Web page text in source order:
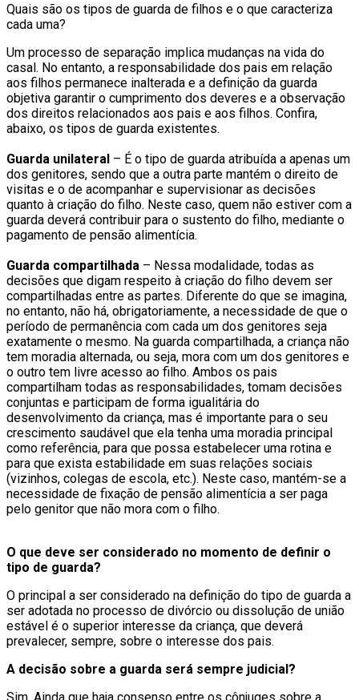
Quais são os tipos de guarda de filhos e o que caracteriza
cada uma?
Um processo de separação implica mudanças na vida do
casal. No entanto, a responsabilidade dos pais em relação
aos filhos permanece inalterada e a definição da guarda
objetiva garantir o cumprimento dos deveres e a observação
dos direitos relacionados aos pais e aos filhos. Confira,
abaixo, os tipos de guarda existentes.
Guarda unilateral – É o tipo de guarda atribuída a apenas um
dos genitores, sendo que a outra parte mantém o direito de
visitas e o de acompanhar e supervisionar as decisões
quanto à criação do filho. Neste caso, quem não estiver com a
guarda deverá contribuir para o sustento do filho, mediante o
pagamento de pensão alimentícia.
Guarda compartilhada – Nessa modalidade, todas as
decisões que digam respeito à criação do filho devem ser
compartilhadas entre as partes. Diferente do que se imagina,
no entanto, não há, obrigatoriamente, a necessidade de que o
período de permanência com cada um dos genitores seja
exatamente o mesmo. Na guarda compartilhada, a criança não
tem moradia alternada, ou seja, mora com um dos genitores e
o outro tem livre acesso ao filho. Ambos os pais
compartilham todas as responsabilidades, tomam decisões
conjuntas e participam de forma igualitária do
desenvolvimento da criança, mas é importante para o seu
crescimento saudável que ela tenha uma moradia principal
como referência, para que possa estabelecer uma rotina e
para que exista estabilidade em suas relações sociais
(vizinhos, colegas de escola, etc.). Neste caso, mantém-se a
necessidade de fixação de pensão alimentícia a ser paga
pelo genitor que não mora com o filho.
O que deve ser considerado no momento de definir o
tipo de guarda?
O principal a ser considerado na definição do tipo de guarda a
ser adotada no processo de divórcio ou dissolução de união
estável é o superior interesse da criança, que deverá
prevalecer, sempre, sobre o interesse dos pais.
A decisão sobre a guarda será sempre judicial?